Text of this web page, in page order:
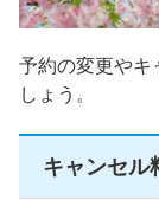
予約の変更やキ
しょう。
キャンセル